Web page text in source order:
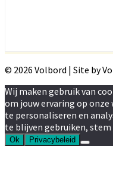
© 2026 Volbord | Site by
Wij maken gebruik van
om jouw ervaring op
te personaliseren en
te blijven gebruiken,
Ok Privacybeleid